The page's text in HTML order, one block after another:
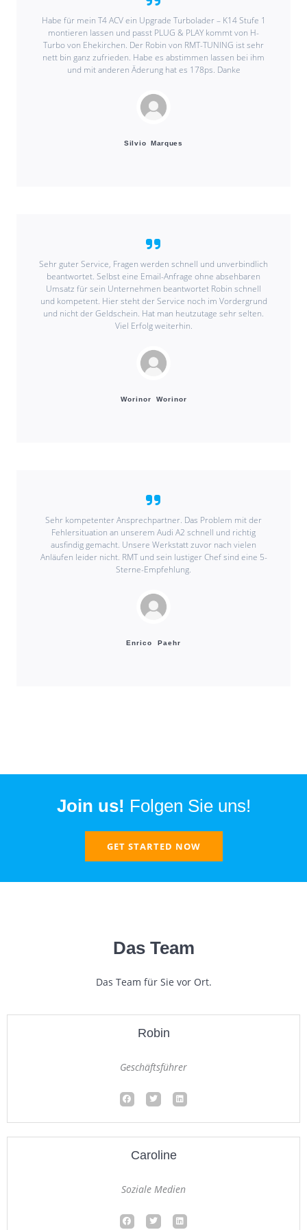
Habe für mein T4 ACV ein Upgrade Turbolader – K14 Stufe 1
montieren lassen und passt PLUG & PLAY kommt von H-
Turbo von Ehekirchen. Der Robin von RMT-TUNING ist sehr
nett bin ganz zufrieden. Habe es abstimmen lassen bei ihm
und mit anderen Äderung hat es 178ps. Danke
Silvio Marques
Sehr guter Service, Fragen werden schnell und unverbindlich
beantwortet. Selbst eine Email-Anfrage ohne absehbaren
Umsatz für sein Unternehmen beantwortet Robin schnell
und kompetent. Hier steht der Service noch im Vordergrund
und nicht der Geldschein. Hat man heutzutage sehr selten.
Viel Erfolg weiterhin.
Worinor Worinor
Sehr kompetenter Ansprechpartner. Das Problem mit der
Fehlersituation an unserem Audi A2 schnell und richtig
ausfindig gemacht. Unsere Werkstatt zuvor nach vielen
Anläufen leider nicht. RMT und sein lustiger Chef sind eine 5-
Sterne-Empfehlung.
Enrico Paehr
Join us! Folgen Sie uns!
GET STARTED NOW
Das Team
Das Team für Sie vor Ort.
Robin
Geschäftsführer
F
a
c
b
o
T
w
i
t
e
L
i
n
e
d
Caroline
Soziale Medien
F
a
T
w
L
i